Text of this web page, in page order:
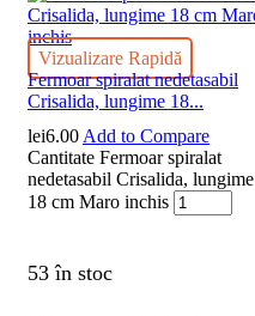
Vizualizare Rapidă
Fermoar spiralat nedetasabil
Crisalida, lungime 18...
lei6.00Add to Compare
Cantitate Fermoar spiralat
nedetasabil Crisalida, lungime
18 cm Maro inchis
53 în stoc